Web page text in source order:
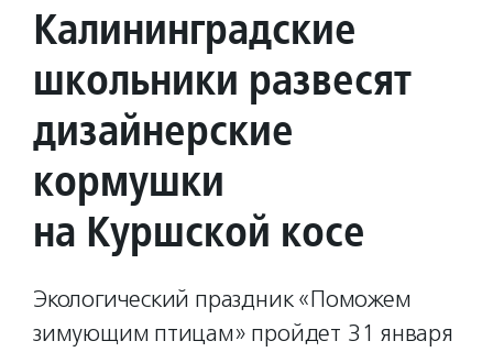
Калининградские
школьники развесят
дизайнерские
кормушки
на Куршской косе
Экологический праздник «Поможем
зимующим птицам» пройдет 31 января